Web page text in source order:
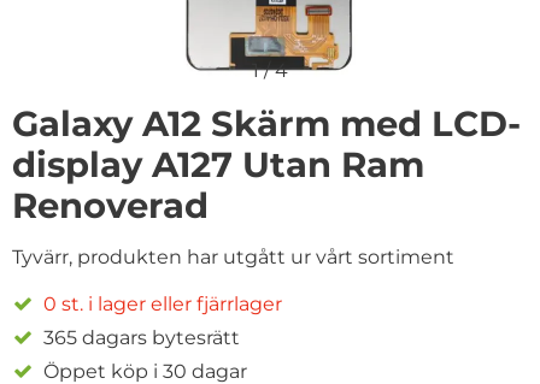
1/4
Galaxy A12 Skärm med LCD-
display A127 Utan Ram
Renoverad
Tyvärr, produkten har utgått ur vårt sortiment
0 st. i lager eller fjärrlager
365 dagars bytesrätt
Öppet köp i 30 dagar